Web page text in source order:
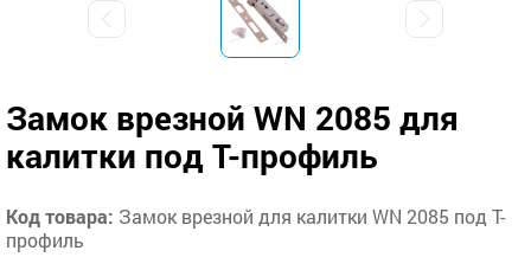
Замок врезной WN 2085 для
калитки под Т-профиль
Код товара: Замок врезной для калитки WN 2085 под Т-
профиль